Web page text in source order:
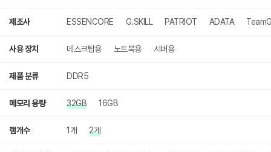
제조사 ESSENCORE G.SKILL PATRIOT ADATA
사용 장치 데스크탑용 노트북용 서버용
제품 분류 DDR5
메모리 용량 32GB 16GB
램개수 1개 2개